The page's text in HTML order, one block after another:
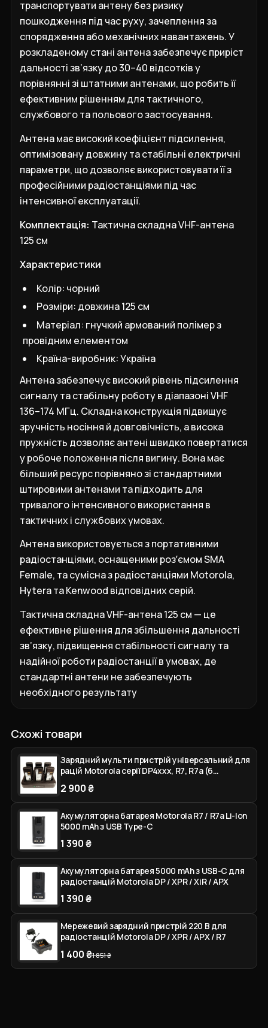
транспортувати антену без ризику
пошкодження під час руху, зачеплення за
спорядження або механічних навантажень. У
розкладеному стані антена забезпечує приріст
дальності зв’язку до 30–40 відсотків у
порівнянні зі штатними антенами, що робить її
ефективним рішенням для тактичного,
службового та польового застосування.
Антена має високий коефіцієнт підсилення,
оптимізовану довжину та стабільні електричні
параметри, що дозволяє використовувати її з
професійними радіостанціями під час
інтенсивної експлуатації.
Комплектація: Тактична складна VHF-антена
125 см
Характеристики
Колір: чорний
Розміри: довжина 125 см
Матеріал: гнучкий армований полімер з
провідним елементом
Країна-виробник: Україна
Антена забезпечує високий рівень підсилення
сигналу та стабільну роботу в діапазоні VHF
136–174 МГц. Складна конструкція підвищує
зручність носіння й довговічність, а висока
пружність дозволяє антені швидко повертатися
у робоче положення після вигину. Вона має
більший ресурс порівняно зі стандартними
штировими антенами та підходить для
тривалого інтенсивного використання в
тактичних і службових умовах.
Антена використовується з портативними
радіостанціями, оснащеними розʼємом SMA
Female, та сумісна з радіостанціями Motorola,
Hytera та Kenwood відповідних серій.
Тактична складна VHF-антена 125 см — це
ефективне рішення для збільшення дальності
зв’язку, підвищення стабільності сигналу та
надійної роботи радіостанції в умовах, де
стандартні антени не забезпечують
необхідного результату
Схожі товари
Зарядний мульти пристрій універсальний для
рацій Motorola серії DP4xxx, R7, R7a (6
2 900 ₴
Акумуляторна батарея Motorola R7 / R7a Li-Ion
5000 mAh з USB Type-C
1 390 ₴
Акумуляторна батарея 5000 mAh з USB-C для
радіостанцій Motorola DP / XPR / XiR / APX
1 390 ₴
Мережевий зарядний пристрій 220 В для
радіостанцій Motorola DP / XPR / APX / R7
1 400 ₴1 851 ₴